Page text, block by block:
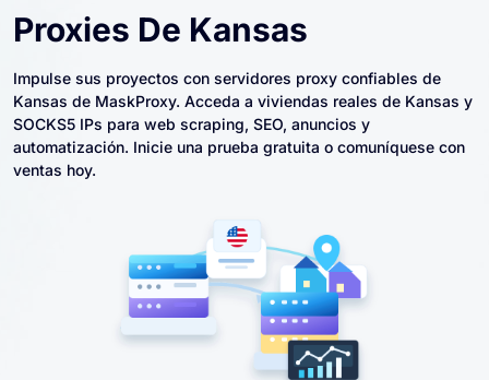
Proxies De Kansas
Impulse sus proyectos con servidores proxy confiables de
Kansas de MaskProxy. Acceda a viviendas reales de Kansas y
SOCKS5 IPs para web scraping, SEO, anuncios y
automatización. Inicie una prueba gratuita o comuníquese con
ventas hoy.